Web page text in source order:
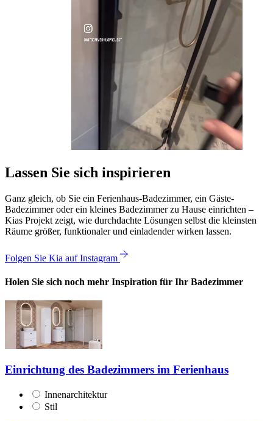
Lassen Sie sich inspirieren
Ganz gleich, ob Sie ein Ferienhaus-Badezimmer, ein Gäste-
Badezimmer oder ein kleines Badezimmer zu Hause einrichten –
Kias Projekt zeigt, wie durchdachte Lösungen selbst die kleinsten
Räume größer, funktionaler und einladender wirken lassen.
Folgen Sie Kia auf Instagram
Holen Sie sich noch mehr Inspiration für Ihr Badezimmer
Einrichtung des Badezimmers im Ferienhaus
Innenarchitektur
Stil